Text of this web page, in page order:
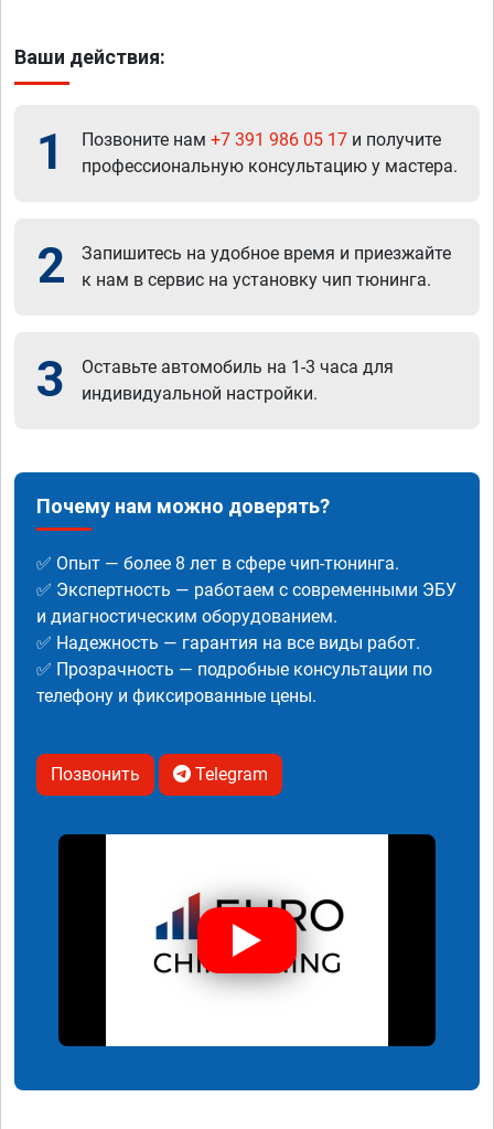
Ваши действия:
1 Позвоните нам +7 391 986 05 17 и получите
профессиональную консультацию у мастера.
2
Запишитесь на удобное время и приезжайте
к нам в сервис на установку чип тюнинга.
3
Оставьте автомобиль на 1-3 часа для
индивидуальной настройки.
Почему нам можно доверять?
✅ Опыт — более 8 лет в сфере чип-тюнинга.
✅ Экспертность — работаем с современными ЭБУ
и диагностическим оборудованием.
✅ Надежность — гарантия на все виды работ.
✅ Прозрачность — подробные консультации по
телефону и фиксированные цены.
Позвонить Telegram